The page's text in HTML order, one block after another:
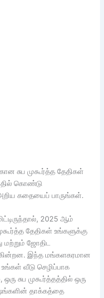
சுப முகூர்த்த தேதிகள்
கொண்டு
அறிய கதையைப் பாருங்கள்.
2025 ஆம்
தேதிகள் உங்களுக்கு
மற்றும் ஜோதிட
இந்த மங்களகரமான
வீடு செழிப்பாக
சுப முகூர்த்தத்தில் ஒரு
தாக்கத்தை